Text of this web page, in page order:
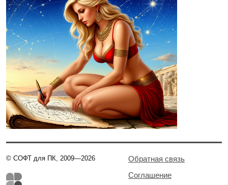
© СОФТ для ПК, 2009—2026
Обратная связь
Соглашение